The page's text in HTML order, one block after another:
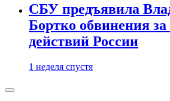
СБУ предъявила
Бортко обвинения за
действий России
1 неделя спустя